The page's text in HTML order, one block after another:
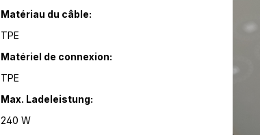
Matériau du câble:
TPE
Matériel de connexion:
TPE
Max. Ladeleistung:
240 W